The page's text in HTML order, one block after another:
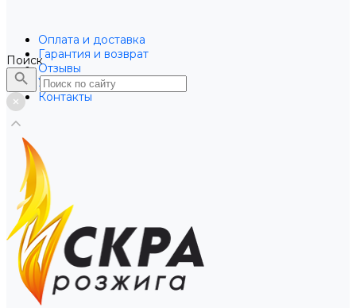
Оплата и доставка
Гарантия и возврат
Отзывы
Услуги
Контакты
Поиск